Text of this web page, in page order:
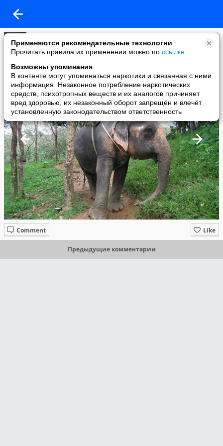
Применяются рекомендательные технологии
Прочитать правила их применении можно по ссылке
Возможны упоминания
В контенте могут упоминаться наркотики и связанная с ними
информация. Незаконное потребление наркотических
средств, психотропных веществ и их аналогов причиняет
вред здоровью, их незаконный оборот запрещён и влечёт
установленную законодательством ответственность
Николай Пахлов
added a photo
03 Dec в 18:31
Like
Comment
Предыдущие комментарии